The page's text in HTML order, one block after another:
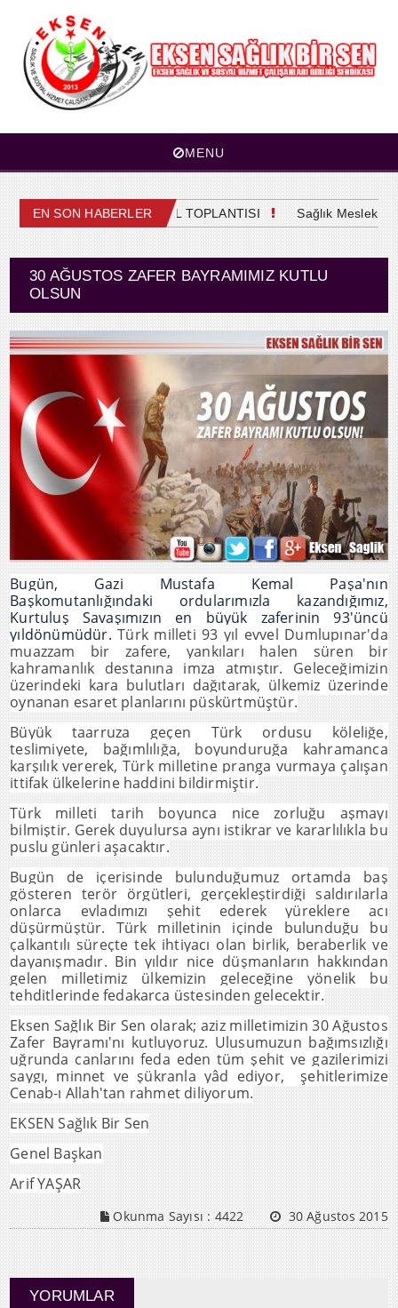
MENU
EN SON HABERLER
4. OLAĞAN GENEL KURUL TOPLANTISI Sağlık Meslek
30 AĞUSTOS ZAFER BAYRAMIMIZ KUTLU
OLSUN
Bugün, Gazi Mustafa Kemal Paşa'nın
Başkomutanlığındaki ordularımızla kazandığımız,
Kurtuluş Savaşımızın en büyük zaferinin 93'üncü
yıldönümüdür. Türk milleti 93 yıl evvel Dumlupınar'da
muazzam bir zafere, yankıları halen süren bir
kahramanlık destanına imza atmıştır. Geleceğimizin
üzerindeki kara bulutları dağıtarak, ülkemiz üzerinde
oynanan esaret planlarını püskürtmüştür.
Büyük taarruza geçen Türk ordusu köleliğe,
teslimiyete, bağımlılığa, boyunduruğa kahramanca
karşılık vererek, Türk milletine pranga vurmaya çalışan
ittifak ülkelerine haddini bildirmiştir.
Türk milleti tarih boyunca nice zorluğu aşmayı
bilmiştir. Gerek duyulursa aynı istikrar ve kararlılıkla bu
puslu günleri aşacaktır.
Bugün de içerisinde bulunduğumuz ortamda baş
gösteren terör örgütleri, gerçekleştirdiği saldırılarla
onlarca evladımızı şehit ederek yüreklere acı
düşürmüştür. Türk milletinin içinde bulunduğu bu
çalkantılı süreçte tek ihtiyacı olan birlik, beraberlik ve
dayanışmadır. Bin yıldır nice düşmanların hakkından
gelen milletimiz ülkemizin geleceğine yönelik bu
tehditlerinde fedakarca üstesinden gelecektir.
Eksen Sağlık Bir Sen olarak; aziz milletimizin 30 Ağustos
Zafer Bayramı'nı kutluyoruz. Ulusumuzun bağımsızlığı
uğrunda canlarını feda eden tüm şehit ve gazilerimizi
saygı, minnet ve şükranla yâd ediyor, şehitlerimize
Cenab-ı Allah'tan rahmet diliyorum.
EKSEN Sağlık Bir Sen
Genel Başkan
Arif YAŞAR
Okunma Sayısı : 4422 30 Ağustos 2015
YORUMLAR